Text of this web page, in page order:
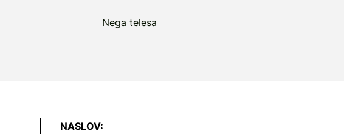
Nega telesa
NASLOV: